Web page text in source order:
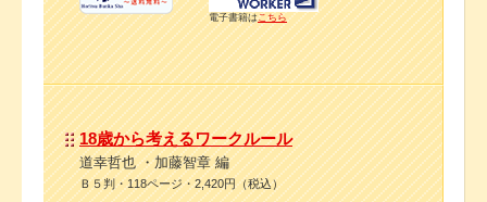
電子書籍はこちら
18歳から考えるワークルール
道幸哲也 ・加藤智章 編
Ｂ５判・118ページ・2,420円（税込）